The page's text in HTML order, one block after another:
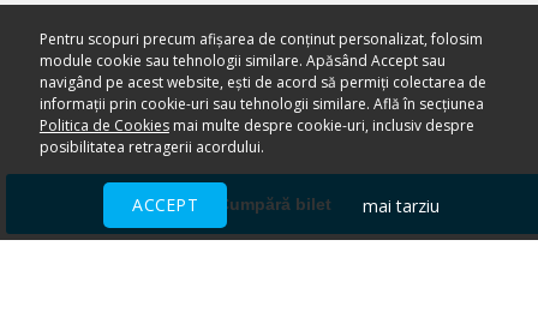
Cumpără bilet
Pentru scopuri precum afișarea de conținut personalizat, folosim
module cookie sau tehnologii similare. Apăsând Accept sau
navigând pe acest website, ești de acord să permiți colectarea de
informații prin cookie-uri sau tehnologii similare. Află în secțiunea
Politica de Cookiesmai multe despre cookie-uri, inclusiv despre
posibilitatea retragerii acordului.
ACCEPT mai tarziu